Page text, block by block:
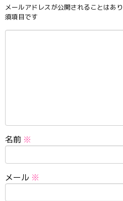
メールアドレスが公開されることはあり
須項目です
名前 ※
メール ※